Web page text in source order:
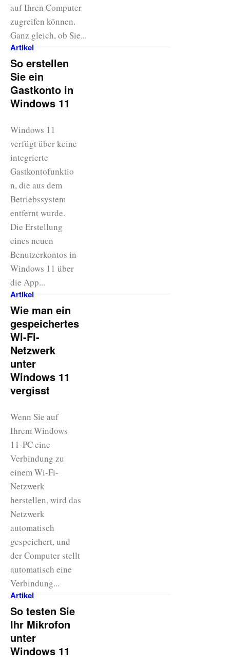
auf Ihren Computer
zugreifen können.
Ganz gleich, ob Sie...
Artikel
So erstellen
Sie ein
Gastkonto in
Windows 11
Windows 11
verfügt über keine
integrierte
Gastkontofunktio
n, die aus dem
Betriebssystem
entfernt wurde.
Die Erstellung
eines neuen
Benutzerkontos in
Windows 11 über
die App...
Artikel
Wie man ein
gespeichertes
Wi-Fi-
Netzwerk
unter
Windows 11
vergisst
Wenn Sie auf
Ihrem Windows
11-PC eine
Verbindung zu
einem Wi-Fi-
Netzwerk
herstellen, wird das
Netzwerk
automatisch
gespeichert, und
der Computer stellt
automatisch eine
Verbindung...
Artikel
So testen Sie
Ihr Mikrofon
unter
Windows 11